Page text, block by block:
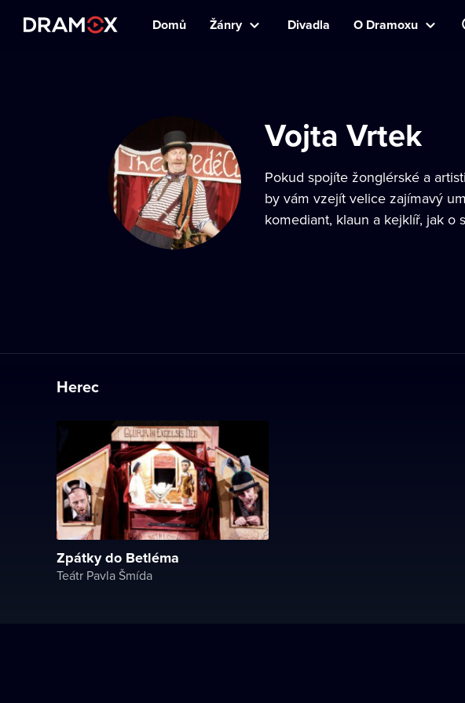
Domů Žánry Divadla O Dramoxu
Vojta Vrtek
Pokud spojíte žonglérské a
by vám vzejít velice zajímavý
komediant, klaun a kejklíř, jak o
Herec
Zpátky do Betléma
Teátr Pavla Šmída